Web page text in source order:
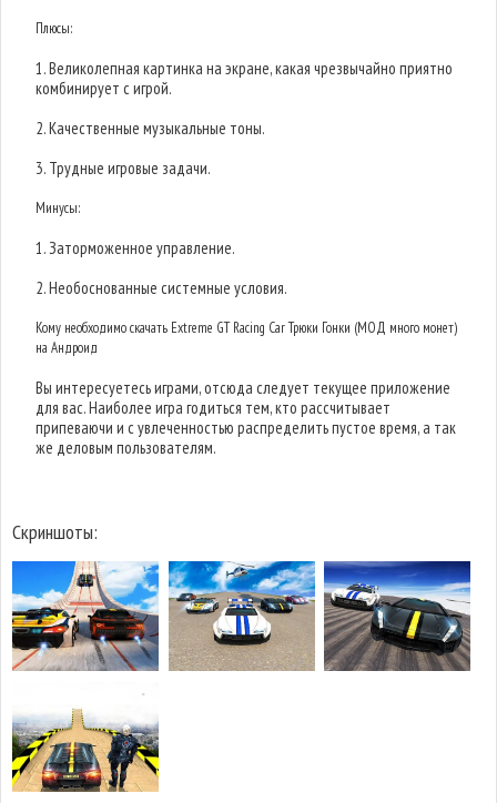
Плюсы:
1. Великолепная картинка на экране, какая чрезвычайно приятно
комбинирует с игрой.
2. Качественные музыкальные тоны.
3. Трудные игровые задачи.
Минусы:
1. Заторможенное управление.
2. Необоснованные системные условия.
Кому необходимо скачать Extreme GT Racing Car Трюки Гонки (МОД много монет)
на Андроид
Вы интересуетесь играми, отсюда следует текущее приложение
для вас. Наиболее игра годиться тем, кто рассчитывает
припеваючи и с увлеченностью распределить пустое время, а так
же деловым пользователям.
Скриншоты: